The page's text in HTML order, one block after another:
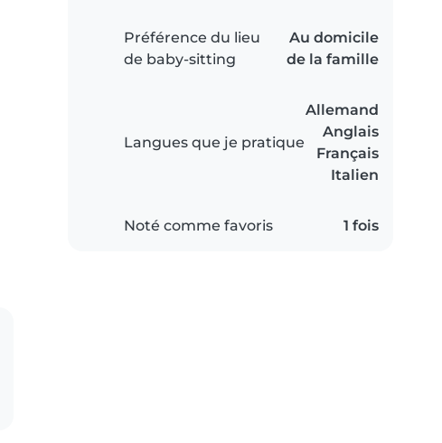
Préférence du lieu
de baby-sitting
Au domicile
de la famille
Langues que je pratique
Allemand
Anglais
Français
Italien
Noté comme favoris 1 fois